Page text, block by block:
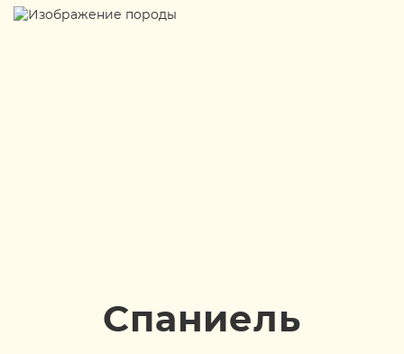
Спаниель